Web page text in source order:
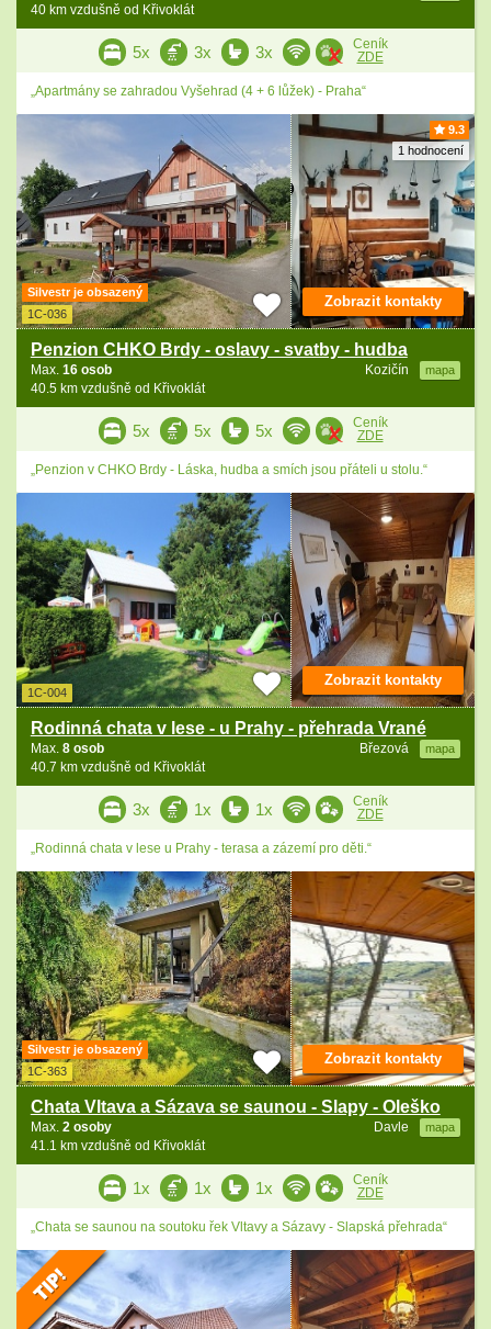
40 km vzdušně od Křivoklát
5x 3x 3x
Ceník
ZDE
„Apartmány se zahradou Vyšehrad (4 + 6 lůžek) - Praha“
9.3
1 hodnocení
Silvestr je obsazený
1C-036
Penzion CHKO Brdy - oslavy - svatby - hudba
Kozičín mapa
Max. 16 osob
40.5 km vzdušně od Křivoklát
Zobrazit kontakty
5x 5x 5x
Ceník
ZDE
„Penzion v CHKO Brdy - Láska, hudba a smích jsou přáteli u stolu.“
1C-004
Rodinná chata v lese - u Prahy - přehrada Vrané
Březová mapa
Max. 8 osob
40.7 km vzdušně od Křivoklát
Zobrazit kontakty
3x 1x 1x
Ceník
ZDE
„Rodinná chata v lese u Prahy - terasa a zázemí pro děti.“
Silvestr je obsazený
1C-363
Chata Vltava a Sázava se saunou - Slapy - Oleško
Davle mapa
Max. 2 osoby
41.1 km vzdušně od Křivoklát
Zobrazit kontakty
1x 1x 1x
Ceník
ZDE
„Chata se saunou na soutoku řek Vltavy a Sázavy - Slapská přehrada“